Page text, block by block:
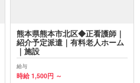
熊本県熊本市北区◆正看護師｜
紹介予定派遣｜有料老人ホーム
｜施設
給与
時給 1,500円 ～